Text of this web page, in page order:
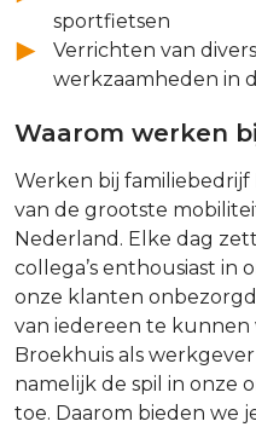
sportfietsen
Verrichten van
werkzaamheden in
Waarom werken
Werken bij familiebedrijf
van de grootste
Nederland. Elke dag
collega’s enthousiast in
onze klanten
van iedereen te kunnen
Broekhuis als
namelijk de spil in onze
toe. Daarom bieden we